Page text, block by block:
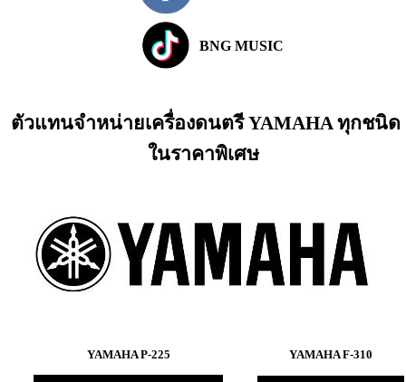
BNG MUSIC
ตัวแทนจำหน่ายเครื่องดนตรี YAMAHA ทุกชนิด
ในราคาพิเศษ
YAMAHA P-225 YAMAHA F-310